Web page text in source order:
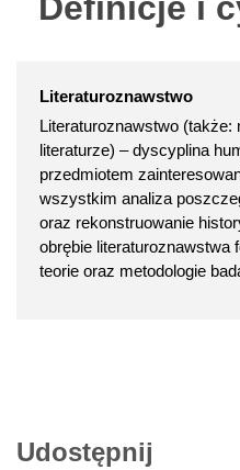
Literaturoznawstwo
Literaturoznawstwo (także:
literaturze) – dyscyplina
przedmiotem
wszystkim analiza
oraz rekonstruowanie
obrębie literaturoznawstwa
teorie oraz metodologie
Udostępnij